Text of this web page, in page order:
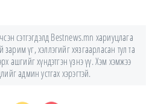
сэтгэгдэлд Bestnews.mn хариуцлага
үг, хэллэгийг хязгаарласан тул та
ашгийг хүндэтгэн үзнэ үү. Хэм хэмжээ
админ устгах хэрэгтэй.